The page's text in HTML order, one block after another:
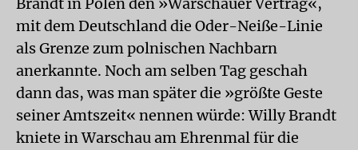
mit dem Deutschland die Oder-Neiße-Linie
als Grenze zum polnischen Nachbarn
anerkannte. Noch am selben Tag geschah
dann das, was man später die »größte Geste
seiner Amtszeit« nennen würde: Willy Brandt
kniete in Warschau am Ehrenmal für die